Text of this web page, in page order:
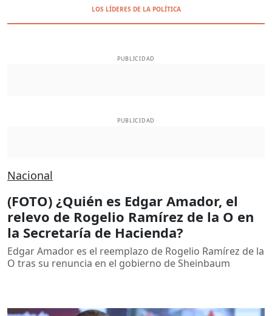
LOS LÍDERES DE LA POLÍTICA
PUBLICIDAD
PUBLICIDAD
Nacional
(FOTO) ¿Quién es Edgar Amador, el
relevo de Rogelio Ramírez de la O en
la Secretaría de Hacienda?
Edgar Amador es el reemplazo de Rogelio Ramírez de la
O tras su renuncia en el gobierno de Sheinbaum